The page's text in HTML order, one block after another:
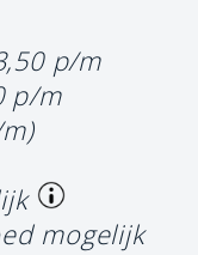
p/m
p/m
mogelijk